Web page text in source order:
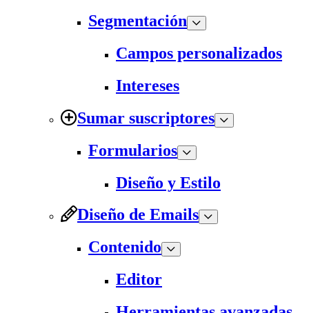
Segmentación
Campos personalizados
Intereses
Sumar suscriptores
Formularios
Diseño y Estilo
Diseño de Emails
Contenido
Editor